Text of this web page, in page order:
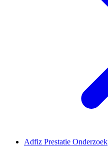
Adfiz Prestatie Onderzoek